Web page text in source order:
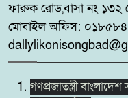
৮
ফারুক রোড,বাসা নং ১৩২
মোবাইল অফিস:
গণপ্রজাতন্ত্রী